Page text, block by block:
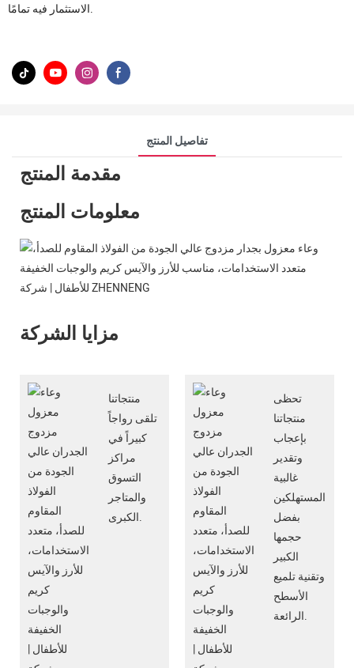
الاستثمار فيه تمامًا.
تفاصيل المنتج
مقدمة المنتج
معلومات المنتج
مزايا الشركة
منتجاتنا
تلقى رواجاً
كبيراً في
مراكز
التسوق
والمتاجر
الكبرى.
تحظى
منتجاتنا
بإعجاب
وتقدير
غالبية
المستهلكين
بفضل
حجمها
الكبير
وتقنية تلميع
الأسطح
الرائعة.